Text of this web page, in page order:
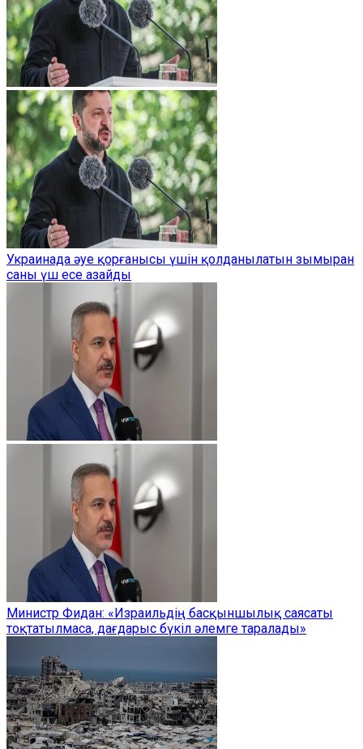
Украинада әуе қорғанысы үшін қолданылатын зымыран
саны үш есе азайды
Министр Фидан: «Израильдің басқыншылық саясаты
тоқтатылмаса, дағдарыс бүкіл әлемге таралады»